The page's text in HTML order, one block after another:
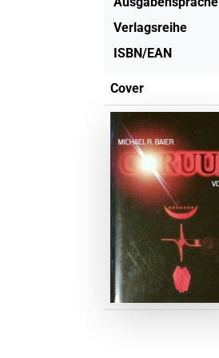
Verlagsreihe
ISBN/EAN
Cover